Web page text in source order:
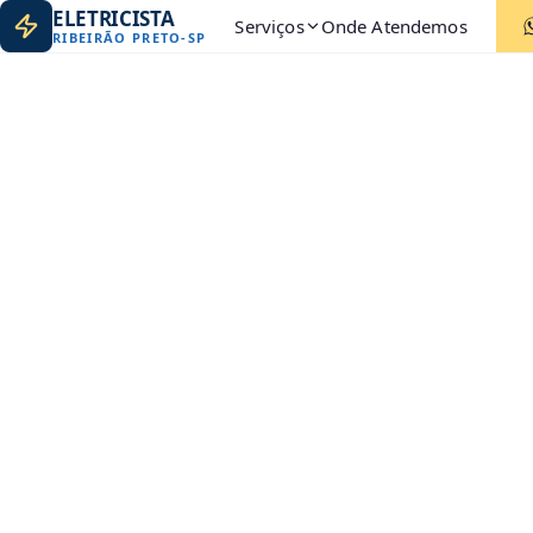
ELETRICISTA
RIBEIRÃO PRETO-SP Serviços Onde Atendemos